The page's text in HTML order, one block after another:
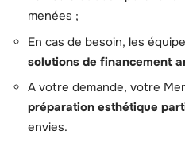
menées ;
En cas de besoin, les
solutions de financement
A votre demande, votre
préparation esthétique
envies.